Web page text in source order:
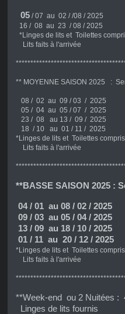
05/ 07 au 02 / /08 / 2025
16 / 08 au 23 / 08 / 2025
*Linges de lits et Toilettes
Lits faits à l'arrivée
** MOYENNE SAISON 2025 :
08 / 02 au 09 / 03 / 2025
05 / 04 au 05 / 07 / 2025
23 / 08 au 13 / 09 / 2025
18 / 10 au 01 / 11 / 2025
*Linges de lits et Toilettes
Lits faits à l'arrivée
**BASSE SAISON 2025 :
04 / 01 au 08 / 02 / 2025
09 / 03 au 05 / 04 / 2025
13 / 09 au 18 / 10 / 2025
01 / 11 au 20 / 12 / 2025
*Linges de lits et Toilettes
Lits faits à l'arrivée
**Week-end ou 2 Nuitées :
Linges de lits fournis